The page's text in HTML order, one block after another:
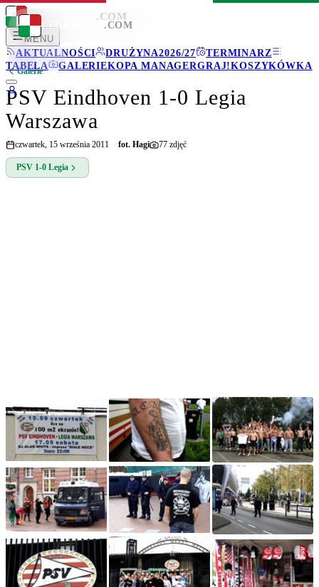
LEGIONISCI .COM
MENU
AKTUALNOŚCI
DRUŻYNA2026/27
TERMINARZ
TABELA
GALERIEKOPA MANAGERGRAJ!KOSZYKÓWKA
LEGIONISCI .COM
Galerie
PSV Eindhoven 1-0 Legia
Warszawa
czwartek, 15 września 2011 fot. Hagi 77 zdjęć
PSV 1-0 Legia